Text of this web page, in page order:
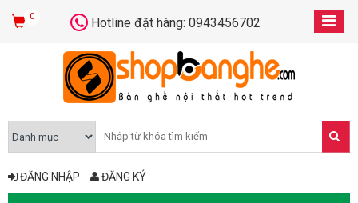
0 Hotline đặt hàng: 0943456702
ĐĂNG NHẬP ĐĂNG KÝ